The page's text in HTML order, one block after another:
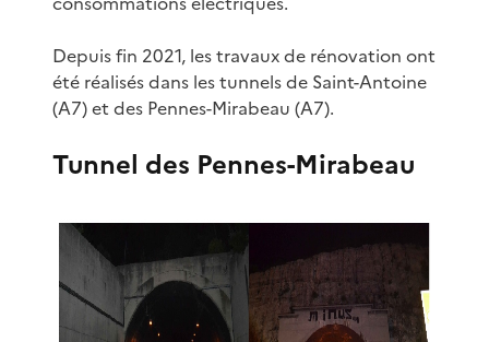
Depuis fin 2021, les travaux de rénovation ont
été réalisés dans les tunnels de Saint-Antoine
(A7) et des Pennes-Mirabeau (A7).
Tunnel des Pennes-Mirabeau